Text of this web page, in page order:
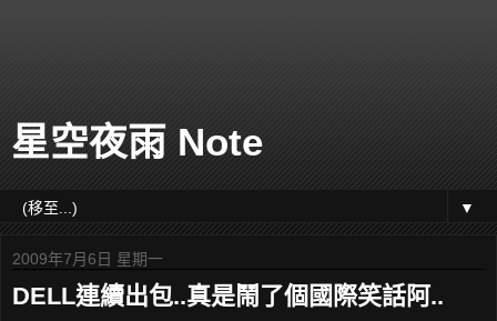
星空夜雨 Note
▼
2009年7月6日 星期一
DELL連續出包..真是鬧了個國際笑話阿..